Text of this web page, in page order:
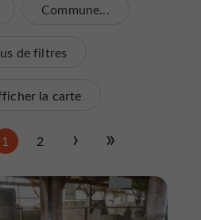
Commune...
de filtres
la carte
1 2